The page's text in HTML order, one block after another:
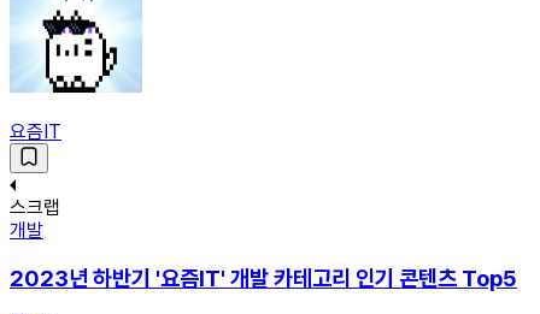
요즘IT
스크랩
개발
2023년 하반기 '요즘IT' 개발 카테고리 인기 콘텐츠 Top5